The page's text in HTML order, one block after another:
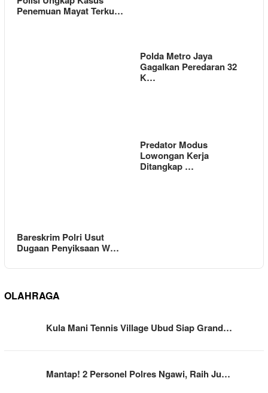
Penemuan Mayat Terku…
Polda Metro Jaya
Gagalkan Peredaran 32
K…
Bareskrim Polri Usut
Dugaan Penyiksaan W…
Predator Modus
Lowongan Kerja
Ditangkap …
OLAHRAGA
Kula Mani Tennis Village Ubud Siap Grand…
Mantap! 2 Personel Polres Ngawi, Raih Ju…